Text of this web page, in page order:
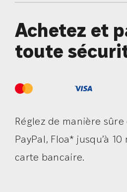
Achetez et
toute
Réglez de manière
PayPal, Floa* jusqu’à
carte bancaire.